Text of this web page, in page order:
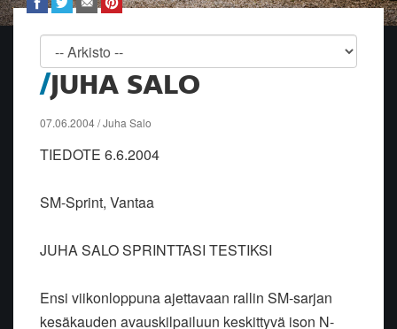
JUHA SALO
07.06.2004 / Juha Salo
TIEDOTE 6.6.2004
SM-Sprint, Vantaa
JUHA SALO SPRINTTASI TESTIKSI
Ensi viikonloppuna ajettavaan rallin SM-sarjan
kesäkauden avauskilpailuun keskittyvä ison N-